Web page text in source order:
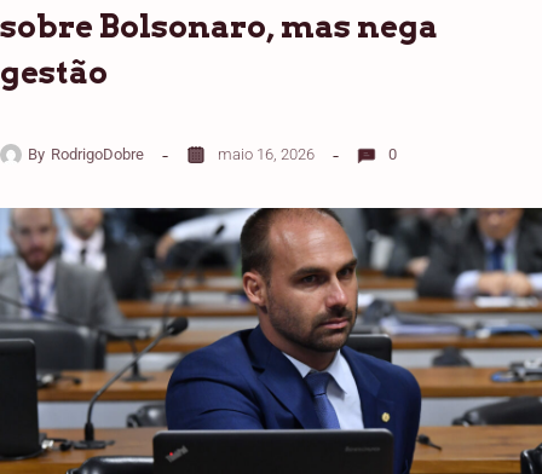
sobre Bolsonaro, mas nega
gestão
By RodrigoDobre maio 16, 2026 0